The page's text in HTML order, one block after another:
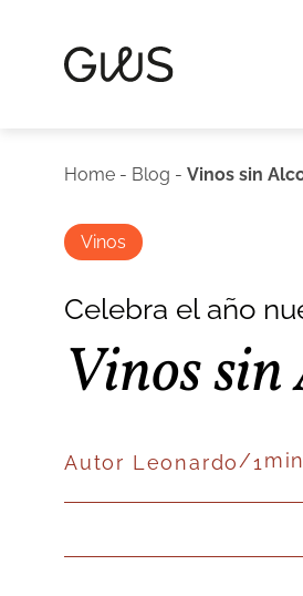
Home - Blog - Vinos sin
Vinos
Celebra el año
Vinos
Autor Leonardo/